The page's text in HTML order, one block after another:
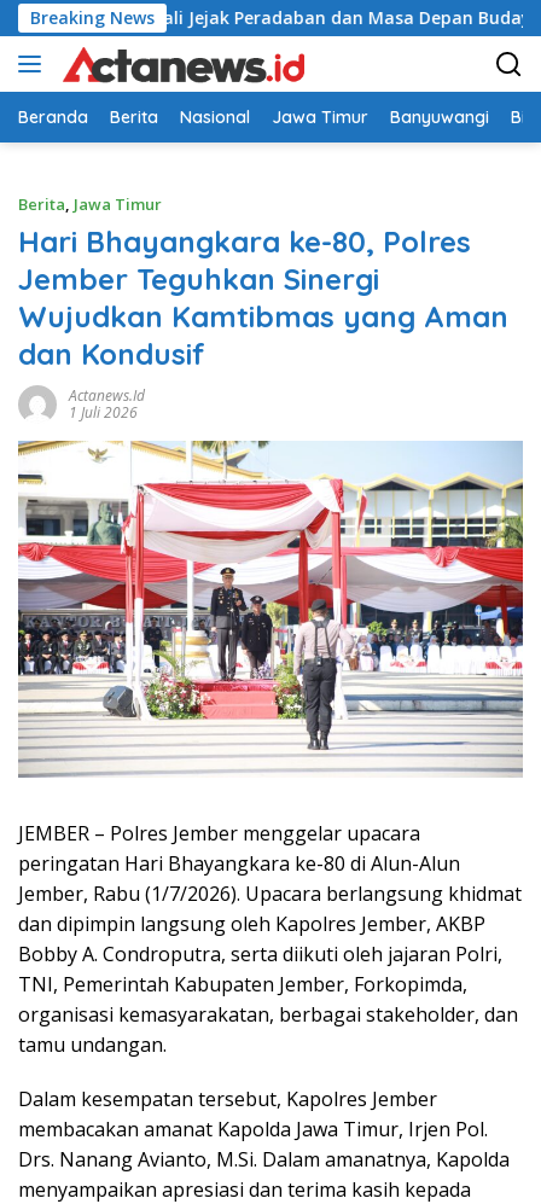
Langsung
ke
konten
Breaking News
Gali Jejak Peradaban dan Masa Depan Budaya Indonesia
Beranda Berita Nasional Jawa Timur Banyuwangi
Berita, Jawa Timur
Hari Bhayangkara ke-80, Polres
Jember Teguhkan Sinergi
Wujudkan Kamtibmas yang Aman
dan Kondusif
Actanews.id
1 Juli 2026
JEMBER – Polres Jember menggelar upacara
peringatan Hari Bhayangkara ke-80 di Alun-Alun
Jember, Rabu (1/7/2026). Upacara berlangsung khidmat
dan dipimpin langsung oleh Kapolres Jember, AKBP
Bobby A. Condroputra, serta diikuti oleh jajaran Polri,
TNI, Pemerintah Kabupaten Jember, Forkopimda,
organisasi kemasyarakatan, berbagai stakeholder, dan
tamu undangan.
Dalam kesempatan tersebut, Kapolres Jember
membacakan amanat Kapolda Jawa Timur, Irjen Pol.
Drs. Nanang Avianto, M.Si. Dalam amanatnya, Kapolda
menyampaikan apresiasi dan terima kasih kepada